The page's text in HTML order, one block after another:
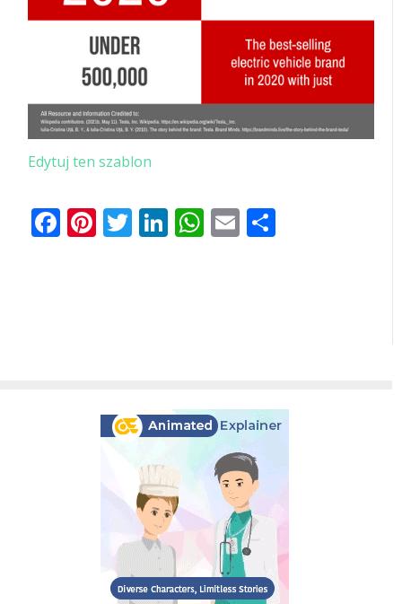
Edytuj ten szablon
Facebook
Pinterest
Twitter
LinkedIn
WhatsApp
Email